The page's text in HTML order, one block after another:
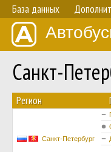
База данных
Санкт-
Регион
Санкт-Петербург